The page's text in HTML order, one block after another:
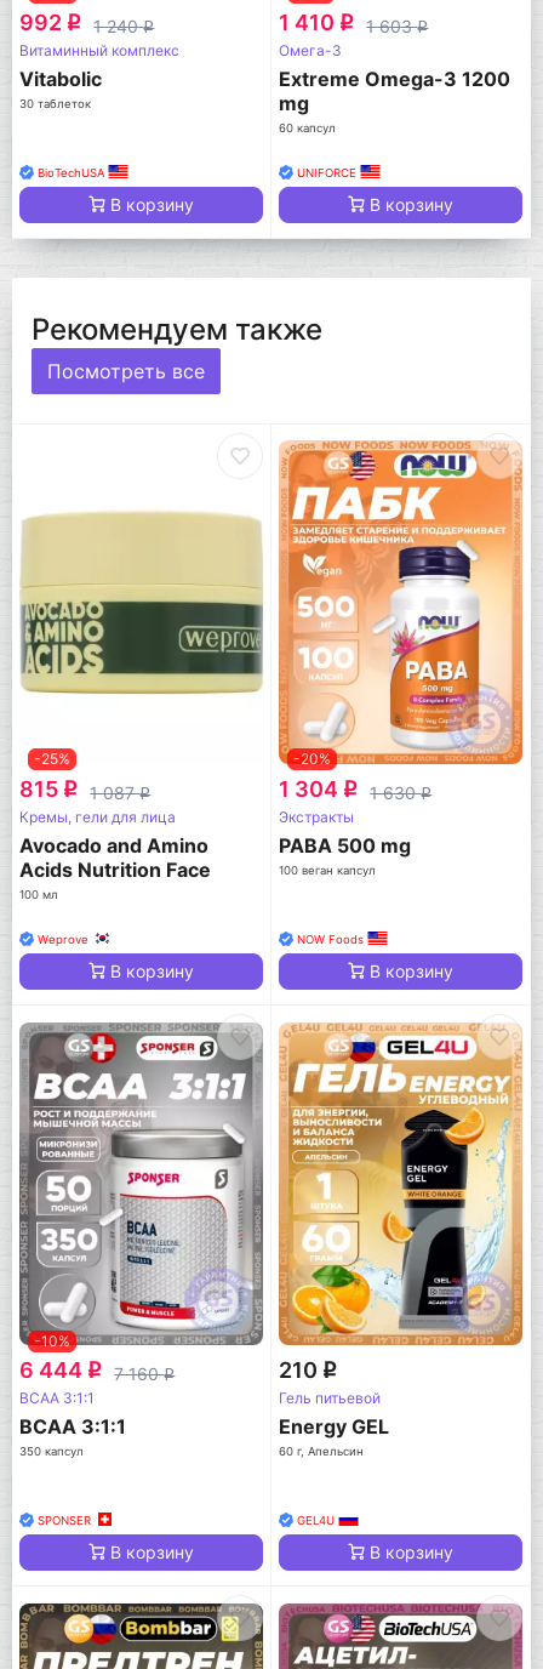
992 q 1 240q
Витаминный комплекс
Vitabolic
30 таблеток
BioTechUSA
В корзину
1 410 q 1 603q
Омега-3
Extreme Omega-3 1200
mg
60 капсул
UNIFORCE
В корзину
Рекомендуем также
Посмотреть все
-25%
815 q 1 087q
Кремы, гели для лица
Avocado and Amino
Acids Nutrition Face
Cream
100 мл
Weprove
В корзину
-20%
1 304 q 1 630q
Экстракты
PABA 500 mg
100 веган капсул
NOW Foods
В корзину
-10%
6 444 q 7 160q
BCAA 3:1:1
BCAA 3:1:1
350 капсул
SPONSER
В корзину
210 q
Гель питьевой
Energy GEL
60 г, Апельсин
GEL4U
В корзину